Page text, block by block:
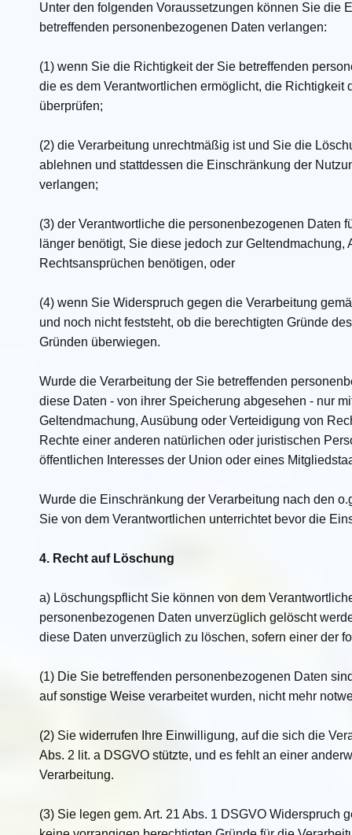
Unter den folgenden Voraussetzungen können Sie die
betreffenden personenbezogenen Daten verlangen:
(1) wenn Sie die Richtigkeit der Sie betreffenden
die es dem Verantwortlichen ermöglicht, die Richtigkeit
überprüfen;
(2) die Verarbeitung unrechtmäßig ist und Sie die
ablehnen und stattdessen die Einschränkung der
verlangen;
(3) der Verantwortliche die personenbezogenen Daten
länger benötigt, Sie diese jedoch zur
Rechtsansprüchen benötigen, oder
(4) wenn Sie Widerspruch gegen die Verarbeitung
und noch nicht feststeht, ob die berechtigten Gründe
Gründen überwiegen.
Wurde die Verarbeitung der Sie betreffenden
diese Daten - von ihrer Speicherung abgesehen - nur
Geltendmachung, Ausübung oder Verteidigung von
Rechte einer anderen natürlichen oder juristischen
öffentlichen Interesses der Union oder eines
Wurde die Einschränkung der Verarbeitung nach den
Sie von dem Verantwortlichen unterrichtet bevor die
4. Recht auf Löschung
a) Löschungspflicht Sie können von dem
personenbezogenen Daten unverzüglich gelöscht
diese Daten unverzüglich zu löschen, sofern einer der
(1) Die Sie betreffenden personenbezogenen Daten
auf sonstige Weise verarbeitet wurden, nicht mehr
(2) Sie widerrufen Ihre Einwilligung, auf die sich die
Abs. 2 lit. a DSGVO stützte, und es fehlt an einer
Verarbeitung.
(3) Sie legen gem. Art. 21 Abs. 1 DSGVO Widerspruch